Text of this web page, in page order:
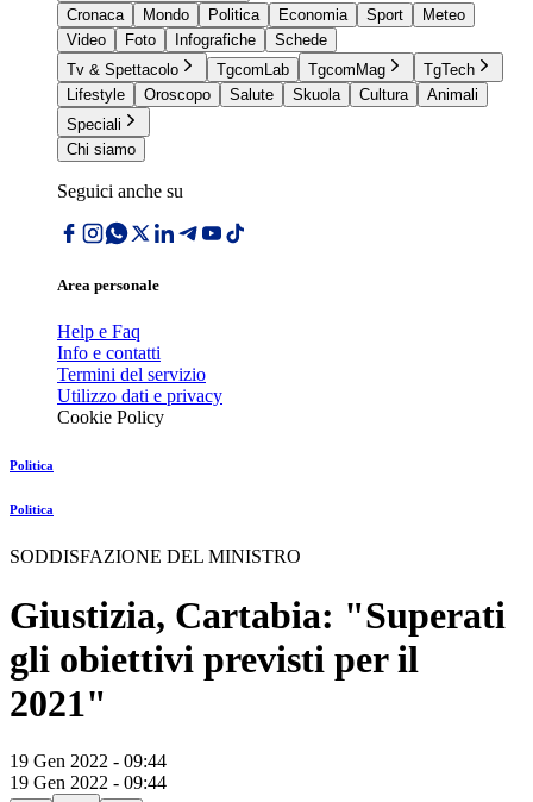
Cronaca
Mondo Politica Economia Sport
Meteo
Video
Foto Infografiche
Schede
Tv & Spettacolo
TgcomLab TgcomMag
TgTech
Lifestyle
Oroscopo Salute Skuola Cultura
Animali
Speciali
Chi siamo
Seguici anche su
Area personale
Help e Faq
Info e contatti
Termini del servizio
Utilizzo dati e privacy
Cookie Policy
Politica
Politica
SODDISFAZIONE DEL MINISTRO
Giustizia, Cartabia: "Superati
gli obiettivi previsti per il
2021"
19 Gen 2022 - 09:44
19 Gen 2022 - 09:44